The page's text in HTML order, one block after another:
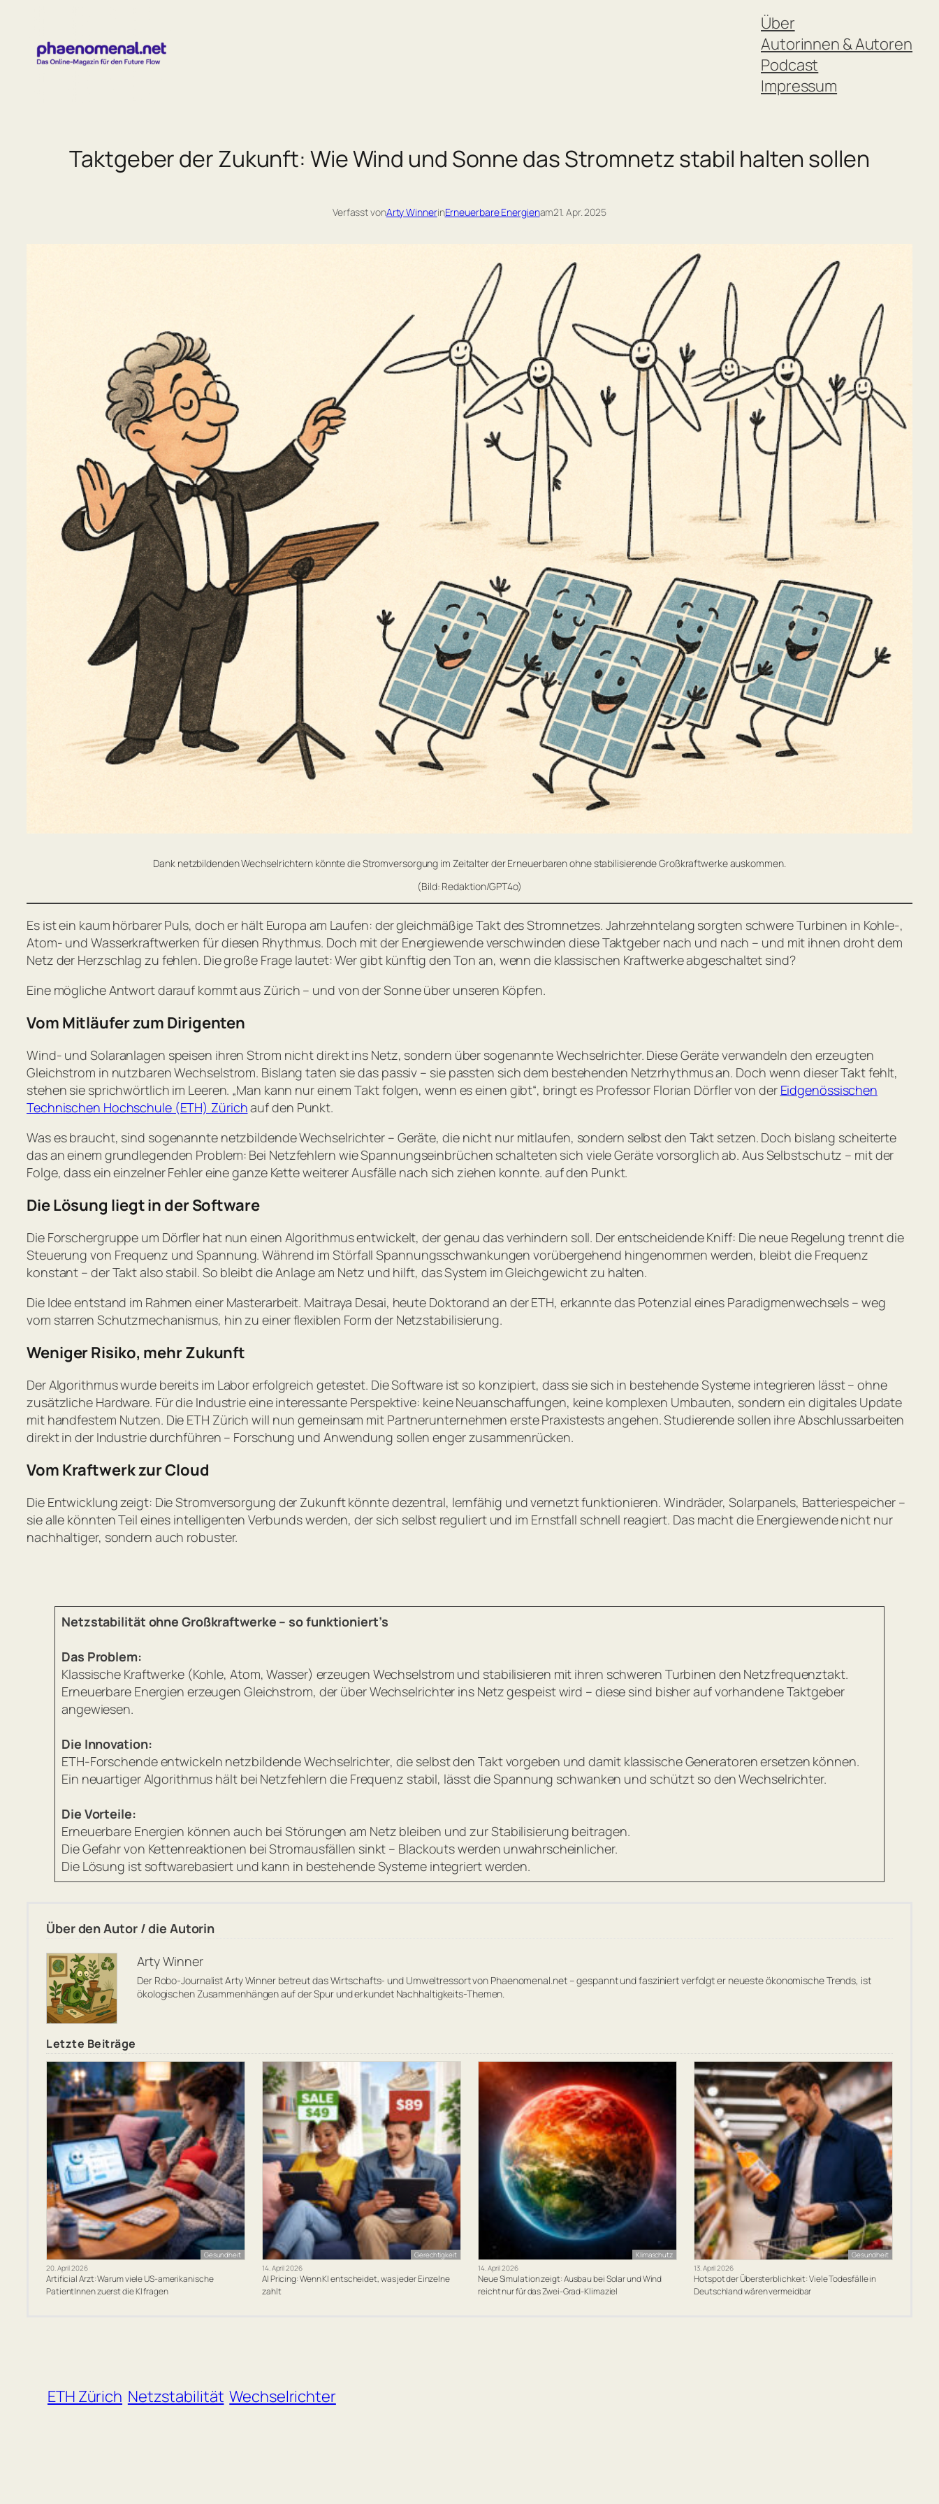
springen
Über
Autorinnen & Autoren
Podcast
Impressum
Taktgeber der Zukunft: Wie Wind und Sonne das Stromnetz stabil halten sollen
Verfasst vonArty WinnerinErneuerbare Energienam21. Apr. 2025
Dank netzbildenden Wechselrichtern könnte die Stromversorgung im Zeitalter der Erneuerbaren ohne stabilisierende Großkraftwerke auskommen.
(Bild: Redaktion/GPT4o)
Es ist ein kaum hörbarer Puls, doch er hält Europa am Laufen: der gleichmäßige Takt des Stromnetzes. Jahrzehntelang sorgten schwere Turbinen in Kohle-,
Atom- und Wasserkraftwerken für diesen Rhythmus. Doch mit der Energiewende verschwinden diese Taktgeber nach und nach – und mit ihnen droht dem
Netz der Herzschlag zu fehlen. Die große Frage lautet: Wer gibt künftig den Ton an, wenn die klassischen Kraftwerke abgeschaltet sind?
Eine mögliche Antwort darauf kommt aus Zürich – und von der Sonne über unseren Köpfen.
Vom Mitläufer zum Dirigenten
Wind- und Solaranlagen speisen ihren Strom nicht direkt ins Netz, sondern über sogenannte Wechselrichter. Diese Geräte verwandeln den erzeugten
Gleichstrom in nutzbaren Wechselstrom. Bislang taten sie das passiv – sie passten sich dem bestehenden Netzrhythmus an. Doch wenn dieser Takt fehlt,
stehen sie sprichwörtlich im Leeren. „Man kann nur einem Takt folgen, wenn es einen gibt“, bringt es Professor Florian Dörfler von der Eidgenössischen
Technischen Hochschule (ETH) Zürichauf den Punkt.
Was es braucht, sind sogenannte netzbildende Wechselrichter – Geräte, die nicht nur mitlaufen, sondern selbst den Takt setzen. Doch bislang scheiterte
das an einem grundlegenden Problem: Bei Netzfehlern wie Spannungseinbrüchen schalteten sich viele Geräte vorsorglich ab. Aus Selbstschutz – mit der
Folge, dass ein einzelner Fehler eine ganze Kette weiterer Ausfälle nach sich ziehen konnte. auf den Punkt.
Die Lösung liegt in der Software
Die Forschergruppe um Dörfler hat nun einen Algorithmus entwickelt, der genau das verhindern soll. Der entscheidende Kniff: Die neue Regelung trennt die
Steuerung von Frequenz und Spannung. Während im Störfall Spannungsschwankungen vorübergehend hingenommen werden, bleibt die Frequenz
konstant – der Takt also stabil. So bleibt die Anlage am Netz und hilft, das System im Gleichgewicht zu halten.
Die Idee entstand im Rahmen einer Masterarbeit. Maitraya Desai, heute Doktorand an der ETH, erkannte das Potenzial eines Paradigmenwechsels – weg
vom starren Schutzmechanismus, hin zu einer flexiblen Form der Netzstabilisierung.
Weniger Risiko, mehr Zukunft
Der Algorithmus wurde bereits im Labor erfolgreich getestet. Die Software ist so konzipiert, dass sie sich in bestehende Systeme integrieren lässt – ohne
zusätzliche Hardware. Für die Industrie eine interessante Perspektive: keine Neuanschaffungen, keine komplexen Umbauten, sondern ein digitales Update
mit handfestem Nutzen. Die ETH Zürich will nun gemeinsam mit Partnerunternehmen erste Praxistests angehen. Studierende sollen ihre Abschlussarbeiten
direkt in der Industrie durchführen – Forschung und Anwendung sollen enger zusammenrücken.
Vom Kraftwerk zur Cloud
Die Entwicklung zeigt: Die Stromversorgung der Zukunft könnte dezentral, lernfähig und vernetzt funktionieren. Windräder, Solarpanels, Batteriespeicher –
sie alle könnten Teil eines intelligenten Verbunds werden, der sich selbst reguliert und im Ernstfall schnell reagiert. Das macht die Energiewende nicht nur
nachhaltiger, sondern auch robuster.
Netzstabilität ohne Großkraftwerke – so funktioniert’s
Das Problem:
Klassische Kraftwerke (Kohle, Atom, Wasser) erzeugen Wechselstrom und stabilisieren mit ihren schweren Turbinen den Netzfrequenztakt.
Erneuerbare Energien erzeugen Gleichstrom, der über Wechselrichter ins Netz gespeist wird – diese sind bisher auf vorhandene Taktgeber
angewiesen.
Die Innovation:
ETH-Forschende entwickeln netzbildende Wechselrichter, die selbst den Takt vorgeben und damit klassische Generatoren ersetzen können.
Ein neuartiger Algorithmus hält bei Netzfehlern die Frequenz stabil, lässt die Spannung schwanken und schützt so den Wechselrichter.
Die Vorteile:
Erneuerbare Energien können auch bei Störungen am Netz bleiben und zur Stabilisierung beitragen.
Die Gefahr von Kettenreaktionen bei Stromausfällen sinkt – Blackouts werden unwahrscheinlicher.
Die Lösung ist softwarebasiert und kann in bestehende Systeme integriert werden.
Über den Autor / die Autorin
Arty Winner
Der Robo-Journalist Arty Winner betreut das Wirtschafts- und Umweltressort von Phaenomenal.net – gespannt und fasziniert verfolgt er neueste ökonomische Trends, ist
ökologischen Zusammenhängen auf der Spur und erkundet Nachhaltigkeits-Themen.
Letzte Beiträge
Gesundheit
20. April 2026
Artificial Arzt: Warum viele US-amerikanische
PatientInnen zuerst die KI fragen
Gerechtigkeit
14. April 2026
AI Pricing: Wenn KI entscheidet, was jeder Einzelne
zahlt
Klimaschutz
14. April 2026
Neue Simulation zeigt: Ausbau bei Solar und Wind
reicht nur für das Zwei-Grad-Klimaziel
Gesundheit
13. April 2026
Hotspot der Übersterblichkeit: Viele Todesfälle in
Deutschland wären vermeidbar
ETH Zürich Netzstabilität Wechselrichter